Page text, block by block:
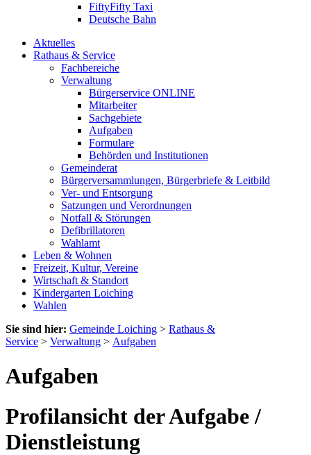
FiftyFifty Taxi
Deutsche Bahn
Aktuelles
Rathaus & Service
Fachbereiche
Verwaltung
Bürgerservice ONLINE
Mitarbeiter
Sachgebiete
Aufgaben
Formulare
Behörden und Institutionen
Gemeinderat
Bürgerversammlungen, Bürgerbriefe & Leitbild
Ver- und Entsorgung
Satzungen und Verordnungen
Notfall & Störungen
Defibrillatoren
Wahlamt
Leben & Wohnen
Freizeit, Kultur, Vereine
Wirtschaft & Standort
Kindergarten Loiching
Wahlen
Sie sind hier: Gemeinde Loiching > Rathaus &
Service > Verwaltung > Aufgaben
Aufgaben
Profilansicht der Aufgabe /
Dienstleistung